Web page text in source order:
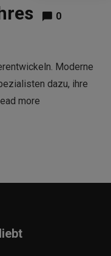
0
Moderne
dazu, ihre
more